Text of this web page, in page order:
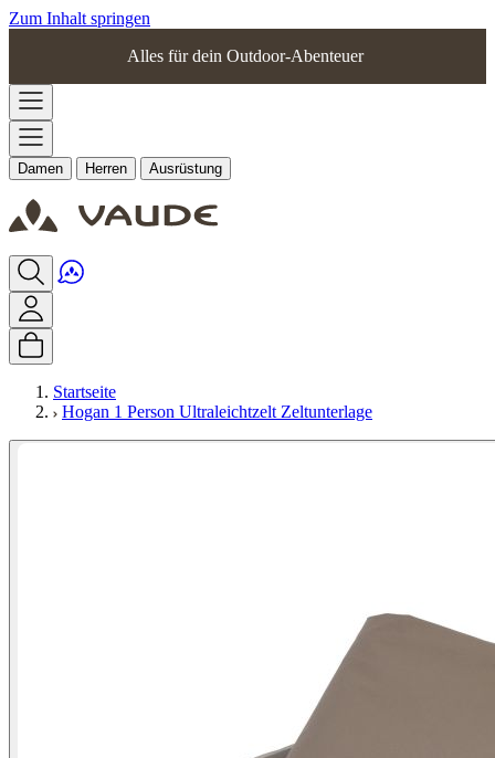
Zum Inhalt springen
Alles für dein Outdoor-Abenteuer
Damen Herren Ausrüstung
Startseite
Hogan 1 Person Ultraleichtzelt Zeltunterlage